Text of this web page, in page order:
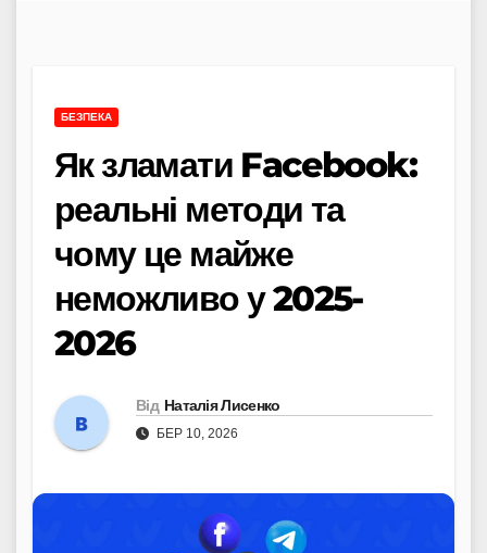
БЕЗПЕКА
Як зламати Facebook:
реальні методи та
чому це майже
неможливо у 2025-
2026
Від Наталія Лисенко
БЕР 10, 2026